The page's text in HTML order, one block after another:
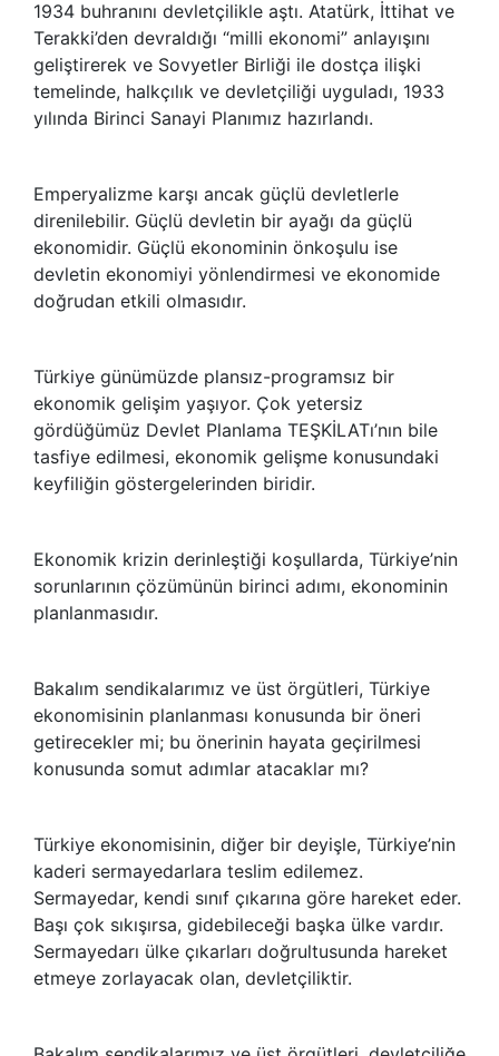
1934 buhranını devletçilikle aştı. Atatürk, İttihat ve
Terakki’den devraldığı “milli ekonomi” anlayışını
geliştirerek ve Sovyetler Birliği ile dostça ilişki
temelinde, halkçılık ve devletçiliği uyguladı, 1933
yılında Birinci Sanayi Planımız hazırlandı.
Emperyalizme karşı ancak güçlü devletlerle
direnilebilir. Güçlü devletin bir ayağı da güçlü
ekonomidir. Güçlü ekonominin önkoşulu ise
devletin ekonomiyi yönlendirmesi ve ekonomide
doğrudan etkili olmasıdır.
Türkiye günümüzde plansız-programsız bir
ekonomik gelişim yaşıyor. Çok yetersiz
gördüğümüz Devlet Planlama TEŞKİLATı’nın bile
tasfiye edilmesi, ekonomik gelişme konusundaki
keyfiliğin göstergelerinden biridir.
Ekonomik krizin derinleştiği koşullarda, Türkiye’nin
sorunlarının çözümünün birinci adımı, ekonominin
planlanmasıdır.
Bakalım sendikalarımız ve üst örgütleri, Türkiye
ekonomisinin planlanması konusunda bir öneri
getirecekler mi; bu önerinin hayata geçirilmesi
konusunda somut adımlar atacaklar mı?
Türkiye ekonomisinin, diğer bir deyişle, Türkiye’nin
kaderi sermayedarlara teslim edilemez.
Sermayedar, kendi sınıf çıkarına göre hareket eder.
Başı çok sıkışırsa, gidebileceği başka ülke vardır.
Sermayedarı ülke çıkarları doğrultusunda hareket
etmeye zorlayacak olan, devletçiliktir.